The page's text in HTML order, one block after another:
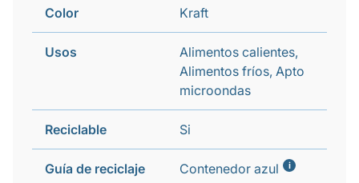
Color Kraft
Usos
Alimentos calientes,
Alimentos fríos, Apto
microondas
Reciclable Si
Guía de reciclaje Contenedor azul i